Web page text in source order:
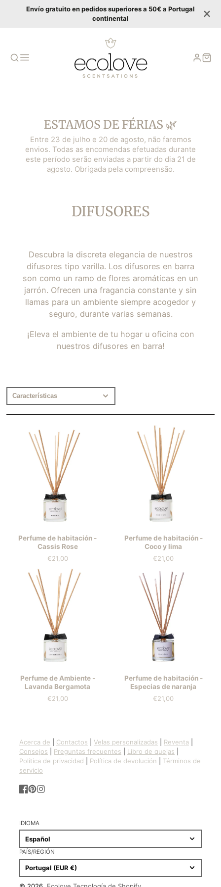
Envío gratuito en pedidos superiores a 50€ a Portugal
continental
ESTAMOS DE FÉRIAS 🌿
Entre 23 de julho e 20 de agosto, não faremos
envios. Todas as encomendas efetuadas durante
este período serão enviadas a partir do dia 21 de
agosto. Obrigada pela compreensão.
COLECCIÓN:
DIFUSORES
Descubra la discreta elegancia de nuestros
difusores tipo varilla. Los difusores en barra
son como un ramo de flores aromáticas en un
jarrón. Ofrecen una fragancia constante y sin
llamas para un ambiente siempre acogedor y
seguro, durante varias semanas.
¡Eleva el ambiente de tu hogar u oficina con
nuestros difusores en barra!
Perfume de habitación -
Cassis Rose
Precio
€21,00
Perfume de habitación -
Coco y lima
Precio
€21,00
Perfume de Ambiente -
Lavanda Bergamota
Precio
€21,00
Perfume de habitación -
Especias de naranja
Precio
€21,00
Acerca de Contactos Velas personalizadas Reventa
Consejos
Preguntas frecuentes Libro de quejas
Política de privacidad
Política de devolución
Términos de
servicio
IDIOMA
Español
PAÍS/REGIÓN
Portugal (EUR €)